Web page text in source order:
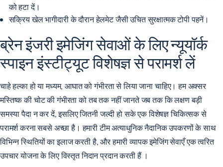
को हटा दें।
सक्रिय खेल भागीदारी के दौरानहेलमेट जैसी उचित सुरक्षात्मक टोपीपहनें।
ब्रेन इंजरी इमेजिंग सेवाओं के लिए न्यूयॉर्क
स्पाइन इंस्टीट्यूट विशेषज्ञ से परामर्श लें
चाहे हल्का हो या मध्यम, आघात को गंभीरता से लिया जाना चाहिए। हम अक्सर
मस्तिष्क की चोट की गंभीरता को तब तक नहीं जानते जब तक कि लक्षण बड़ी
समस्या पैदा न कर दें, इसलिए जितनी जल्दी हो सके एक विशेषज्ञ चिकित्सक से
परामर्श करना सबसे अच्छा है। हमारी टीम अत्याधुनिक नैदानिक ​​उपकरणों के साथ
विभिन्न स्थितियों का इलाज करती है, और हमारी व्यापकइमेजिंग सेवाएँ एक त्वरित
उपचार योजना के लिए विस्तृत निदान प्रदान करती हैं।